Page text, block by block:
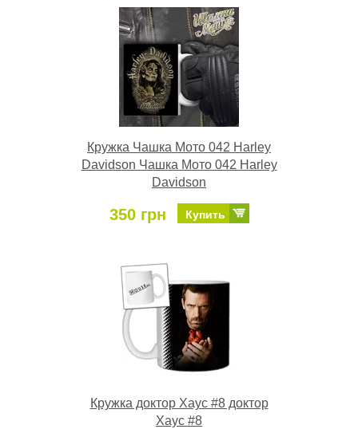
Кружка Чашка Мото 042 Harley
Davidson Чашка Мото 042 Harley
Davidson
350 грн Купить
Кружка доктор Хаус #8 доктор
Хаус #8